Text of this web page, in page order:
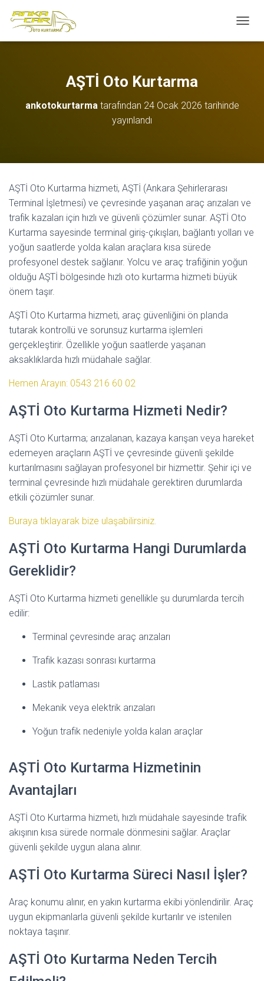
E
A
AŞTİ Oto Kurtarma
ankotokurtarmatarafından 24 Ocak 2026 tarihinde
yayınlandı
AŞTİ Oto Kurtarma hizmeti, AŞTİ (Ankara Şehirlerarası
Terminal İşletmesi) ve çevresinde yaşanan araç arızaları ve
trafik kazaları için hızlı ve güvenli çözümler sunar. AŞTİ Oto
Kurtarma sayesinde terminal giriş-çıkışları, bağlantı yolları ve
yoğun saatlerde yolda kalan araçlara kısa sürede
profesyonel destek sağlanır. Yolcu ve araç trafiğinin yoğun
olduğu AŞTİ bölgesinde hızlı oto kurtarma hizmeti büyük
önem taşır.
AŞTİ Oto Kurtarma hizmeti, araç güvenliğini ön planda
tutarak kontrollü ve sorunsuz kurtarma işlemleri
gerçekleştirir. Özellikle yoğun saatlerde yaşanan
aksaklıklarda hızlı müdahale sağlar.
Hemen Arayın: 0543 216 60 02
AŞTİ Oto Kurtarma Hizmeti Nedir?
AŞTİ Oto Kurtarma; arızalanan, kazaya karışan veya hareket
edemeyen araçların AŞTİ ve çevresinde güvenli şekilde
kurtarılmasını sağlayan profesyonel bir hizmettir. Şehir içi ve
terminal çevresinde hızlı müdahale gerektiren durumlarda
etkili çözümler sunar.
Buraya tıklayarak bize ulaşabilirsiniz.
AŞTİ Oto Kurtarma Hangi Durumlarda
Gereklidir?
AŞTİ Oto Kurtarma hizmeti genellikle şu durumlarda tercih
edilir:
Terminal çevresinde araç arızaları
Trafik kazası sonrası kurtarma
Lastik patlaması
Mekanik veya elektrik arızaları
Yoğun trafik nedeniyle yolda kalan araçlar
AŞTİ Oto Kurtarma Hizmetinin
Avantajları
AŞTİ Oto Kurtarma hizmeti, hızlı müdahale sayesinde trafik
akışının kısa sürede normale dönmesini sağlar. Araçlar
güvenli şekilde uygun alana alınır.
AŞTİ Oto Kurtarma Süreci Nasıl İşler?
Araç konumu alınır, en yakın kurtarma ekibi yönlendirilir. Araç
uygun ekipmanlarla güvenli şekilde kurtarılır ve istenilen
noktaya taşınır.
AŞTİ Oto Kurtarma Neden Tercih